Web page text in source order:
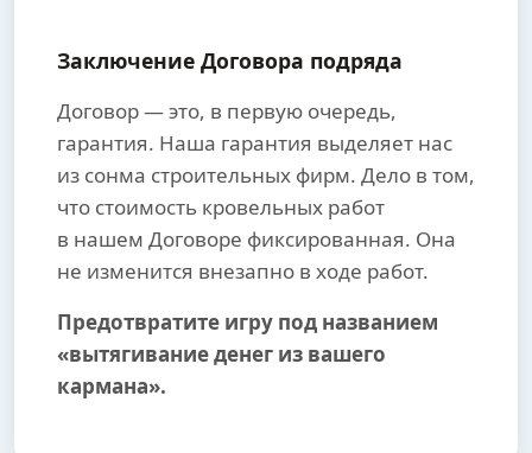
Заключение Договора подряда
Договор — это, в первую очередь,
гарантия. Наша гарантия выделяет нас
из сонма строительных фирм. Дело в том,
что стоимость кровельных работ
в нашем Договоре фиксированная. Она
не изменится внезапно в ходе работ.
Предотвратите игру под названием
«вытягивание денег из вашего
кармана».